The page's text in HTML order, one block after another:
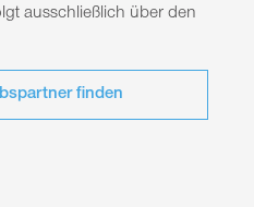
ausschließlich über den
finden